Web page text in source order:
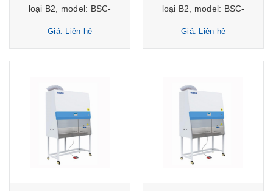
loại B2, model: BSC-
Giá: Liên hệ
loại B2, model: BSC-
Giá: Liên hệ